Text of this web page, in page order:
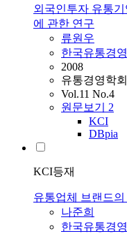
외국인투자 유통
에 관한 연구
류원우
한국유통경
2008
유통경영학회
Vol.11 No.4
원문보기 2
KCI
DBpia
KCI등재
유통업체 브랜드
나준희
한국유통경